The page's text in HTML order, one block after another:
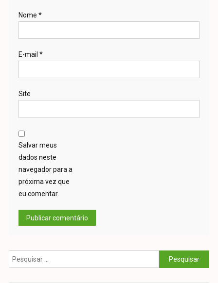
Nome *
E-mail *
Site
Salvar meus
dados neste
navegador para a
próxima vez que
eu comentar.
Pesquisar
por: